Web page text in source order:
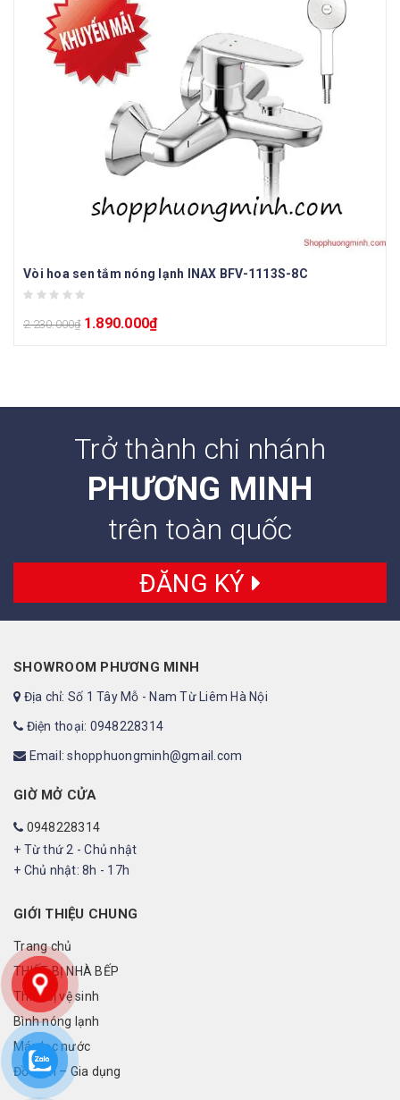
Vòi hoa sen tắm nóng lạnh INAX BFV-1113S-8C
2.230.000₫ 1.890.000₫
Trở thành chi nhánh
PHƯƠNG MINH
trên toàn quốc
ĐĂNG KÝ
SHOWROOM PHƯƠNG MINH
Địa chỉ: Số 1 Tây Mỗ - Nam Từ Liêm Hà Nội
Điện thoại: 0948228314
Email: shopphuongminh@gmail.com
GIỜ MỞ CỬA
0948228314
+ Từ thứ 2 - Chủ nhật
+ Chủ nhật: 8h - 17h
GIỚI THIỆU CHUNG
Trang chủ
THIẾT BỊ NHÀ BẾP
Thiết bị vệ sinh
Bình nóng lạnh
Máy lọc nước
Đồ điện – Gia dụng